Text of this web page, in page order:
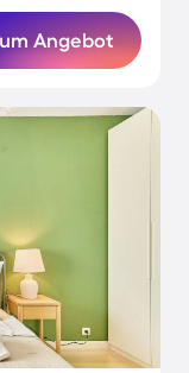
Angebot